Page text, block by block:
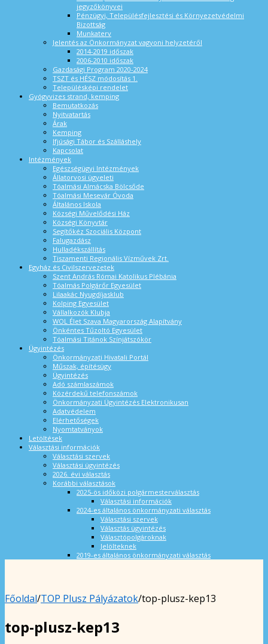
jegyzőkönyvei
Pénzügyi, Településfejlesztési és Környezetvédelmi
Bizottság
Munkaterv
Jelentés az Önkormányzat vagyoni helyzetéről
2014-2019 időszak
2006-2010 időszak
Gazdasági Program 2020-2024
TSZT és HÉSZ módosítás 1.
Településképi rendelet
Gyógyvizes strand, kemping
Bemutatkozás
Nyitvatartás
Árak
Kemping
Ifjúsági Tábor és Szálláshely
Kapcsolat
Intézmények
Egészségügyi Intézmények
Állatorvosi ügyeleti
Tóalmási Almácska Bölcsőde
Tóalmási Mesevár Óvoda
Általános Iskola
Községi Művelődési Ház
Községi Könyvtár
Segítőkéz Szociális Központ
Falugazdász
Hulladékszállítás
Tiszamenti Regionális Vízművek Zrt.
Egyház és Civilszervezetek
Szent András Római Katolikus Plébánia
Tóalmás Polgárőr Egyesület
Lilaakác Nyugdíjasklub
Kolping Egyesület
Vállalkozók Klubja
WOL Élet Szava Magyarország Alapítvány
Önkéntes Tűzoltó Egyesület
Tóalmási Titánok Színjátszókör
Ügyintézés
Önkormányzati Hivatali Portál
Műszak, építésügy
Ügyintézés
Adó számlaszámok
Közérdekű telefonszámok
Önkormányzati Ügyintézés Elektronikusan
Adatvédelem
Elérhetőségek
Nyomtatványok
Letöltések
Választási információk
Választási szervek
Választási ügyintézés
2026. évi választás
Korábbi választások
2025-ös időközi polgármesterválasztás
Választási információk
2024-es általános önkormányzati választás
Választási szervek
Választás ügyintézés
Választópolgároknak
Jelölteknek
2019-es általános önkormányzati választás
Főoldal/TOP Plusz Pályázatok/top-plusz-kep13
top-plusz-kep13